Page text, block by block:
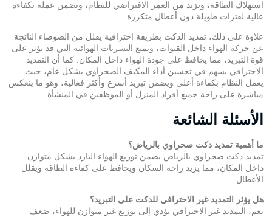
استهلاك الطاقة، ويزيد من العمر الافتراضي للنظام، ويضمن عمله بكفاءة
عالية لفترات طويلة دون أعطال متكررة.
علاوة على ذلك، تمديد الدكت بطريقة احترافية يقلل من الضوضاء الناتجة
عن حركة الهواء داخل القنوات، ويمنع التسربات الهوائية التي قد تؤثر على
قوة التبريد، مما يحافظ على جودة الهواء داخل المكان. كما أن التمديد
الاحترافي يسهم في تحسين أداء المكيف الصحراوي بشكل عام، حيث
يعمل النظام بكفاءة أعلى ويضمن تبريد أسرع وأكثر فعالية، وهو ما ينعكس
مباشرة على راحة جميع أفراد المنزل أو الموظفين في المنشأة.
الأسئلة الشائعة
ما أهمية تمديد دكت صحراوي بالرياض؟
تمديد دكت صحراوي بالرياض يضمن توزيع الهواء البارد بشكل متوازن
داخل المكان، مما يزيد راحة السكان ويحافظ على كفاءة الطاقة ويقلل
الأعطال.
هل يؤثر التمديد غير الاحترافي للدكت على التبريد؟
نعم، التمديد غير الاحترافي يؤدي إلى توزيع غير متوازن للهواء، ضعف